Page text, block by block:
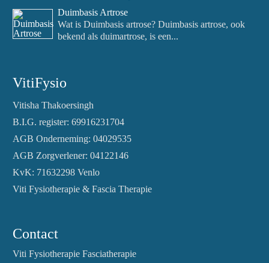
Duimbasis Artrose
Wat is Duimbasis artrose? Duimbasis artrose, ook
bekend als duimartrose, is een...
VitiFysio
Vitisha Thakoersingh
B.I.G. register: 69916231704
AGB Onderneming: 04029535
AGB Zorgverlener: 04122146
KvK: 71632298 Venlo
Viti Fysiotherapie & Fascia Therapie
Contact
Viti Fysiotherapie Fasciatherapie